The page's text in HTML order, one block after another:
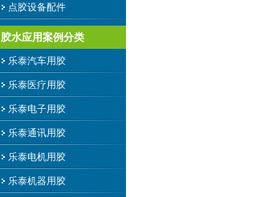
点胶设备配件
胶水应用案例分类
乐泰汽车用胶
乐泰医疗用胶
乐泰电子用胶
乐泰通讯用胶
乐泰电机用胶
乐泰机器用胶